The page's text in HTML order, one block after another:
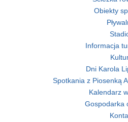
Obiekty
Informacja
Dni Karola
Spotkania z Piosenką
Kalendarz
Gospodarka